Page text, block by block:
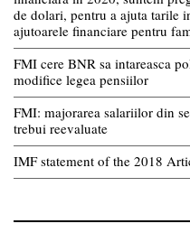
de dolari, pentru a ajuta tarile
ajutoarele financiare pentru
FMI cere BNR sa intareasca
modifice legea pensiilor
FMI: majorarea salariilor din
trebui reevaluate
IMF statement of the 2018